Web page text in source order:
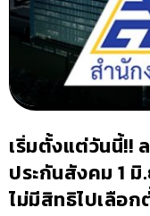
เริ่มตั้งแต่วันนี้!!
ประกันสังคม 1
ไม่มีสิทธิไปเลือก